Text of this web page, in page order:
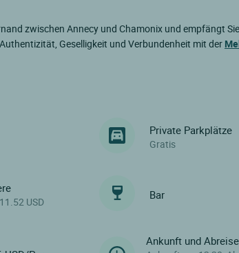
zwischen Annecy und Chamonix und empfängt
Geselligkeit und Verbundenheit mit der
Private Parkplätze
Gratis
USD
Bar
Ankunft und Abreise